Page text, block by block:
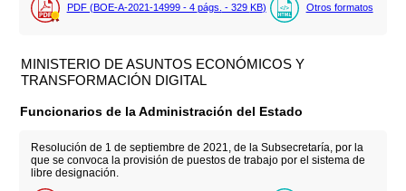
PDF (BOE-A-2021-14999 - 4 págs. - 329 KB) Otros formatos
MINISTERIO DE ASUNTOS ECONÓMICOS Y
TRANSFORMACIÓN DIGITAL
Funcionarios de la Administración del Estado
Resolución de 1 de septiembre de 2021, de la Subsecretaría, por la
que se convoca la provisión de puestos de trabajo por el sistema de
libre designación.